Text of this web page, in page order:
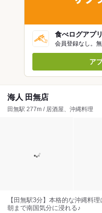
食べログアプリ
会員登録なし。
ア
海人 田無店
田無駅 277m / 居酒屋、沖縄料理
【田無駅3分】本格的な沖縄料
朝まで南国気分に浸れる♪